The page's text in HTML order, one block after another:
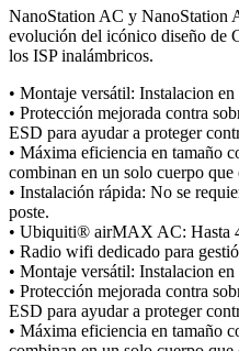
NanoStation AC y NanoStation
evolución del icónico diseño de
los ISP inalámbricos.
• Montaje versátil: Instalacion
• Protección mejorada contra
ESD para ayudar a proteger
• Máxima eficiencia en tamaño
combinan en un solo cuerpo
• Instalación rápida: No se
poste.
• Ubiquiti® airMAX AC: Hasta
• Radio wifi dedicado para
• Montaje versátil: Instalacion
• Protección mejorada contra
ESD para ayudar a proteger
• Máxima eficiencia en tamaño